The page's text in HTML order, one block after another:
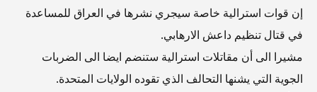
إن قوات استرالية خاصة سيجري نشرها في العراق للمساعدة
في قتال تنظيم داعش الارهابي.
مشيرا الى أن مقاتلات استرالية ستنضم ايضا الى الضربات
الجوية التي يشنها التحالف الذي تقوده الولايات المتحدة.